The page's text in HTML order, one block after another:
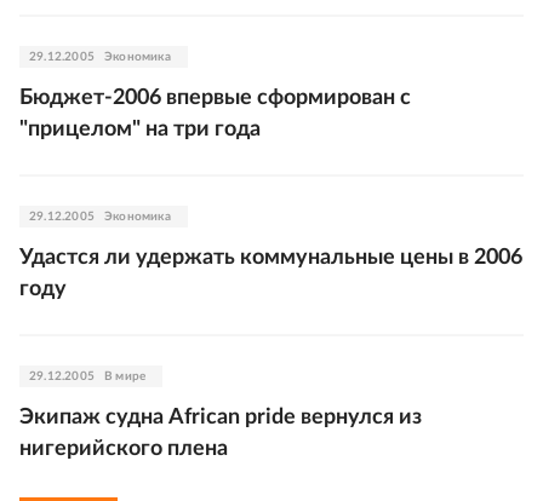
29.12.2005 Экономика
Бюджет-2006 впервые сформирован с
"прицелом" на три года
29.12.2005 Экономика
Удастся ли удержать коммунальные цены в 2006
году
29.12.2005 В мире
Экипаж судна African pride вернулся из
нигерийского плена